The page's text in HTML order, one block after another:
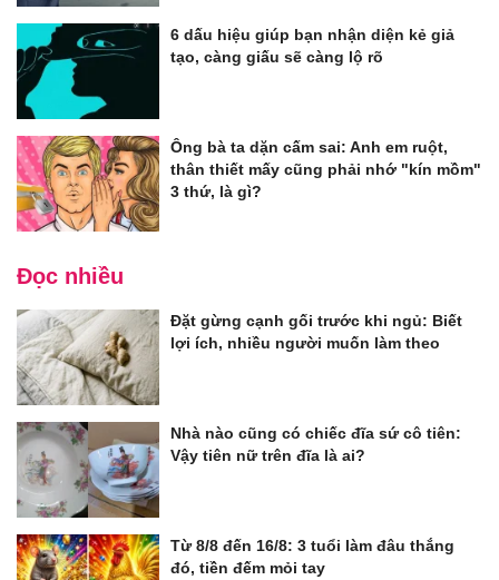
6 dấu hiệu giúp bạn nhận diện kẻ giả
tạo, càng giấu sẽ càng lộ rõ
Ông bà ta dặn cấm sai: Anh em ruột,
thân thiết mấy cũng phải nhớ "kín mồm"
3 thứ, là gì?
Đọc nhiều
Đặt gừng cạnh gối trước khi ngủ: Biết
lợi ích, nhiều người muốn làm theo
Nhà nào cũng có chiếc đĩa sứ cô tiên:
Vậy tiên nữ trên đĩa là ai?
Từ 8/8 đến 16/8: 3 tuổi làm đâu thắng
đó, tiền đếm mỏi tay